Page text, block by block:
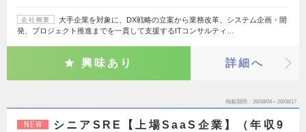
会社概要
大手企業を対象に、DX戦略の立案から業務改革、システム企画・開
発、プロジェクト推進までを一貫して支援するITコンサルティ…
興味あり 詳細へ
掲載期間 26/08/04～26/08/17
NEW
シニアSRE【上場SaaS企業】（年収9